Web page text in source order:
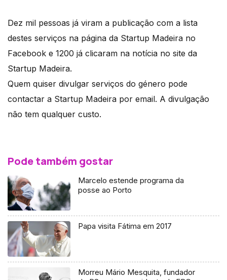
Dez mil pessoas já viram a publicação com a lista
destes serviços na página da Startup Madeira no
Facebook e 1200 já clicaram na notícia no site da
Startup Madeira.
Quem quiser divulgar serviços do género pode
contactar a Startup Madeira por email. A divulgação
não tem qualquer custo.
Pode também gostar
Marcelo estende programa da
posse ao Porto
Papa visita Fátima em 2017
Morreu Mário Mesquita, fundador